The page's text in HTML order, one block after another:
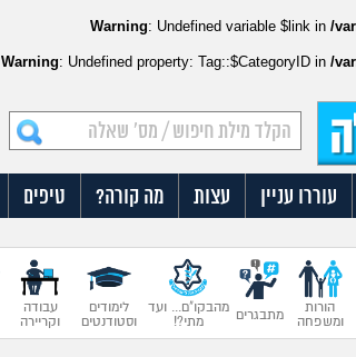
Warning: Undefined variable $link in /
Warning: Undefined property: Tag::$CategoryID in /
עוררו עניין עצות מה קורה? טיפים
הורות
ומשפחה
מתבגרים
מהבקו"ם... ועד
מתי?!
לימודים
וסטודנטים
עבודה
וקריירה